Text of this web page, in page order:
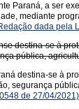
Paraná, a ser
mediante
dada pela
destina-se à
pública,
destina-se à
segurança
de 27/04/2021)